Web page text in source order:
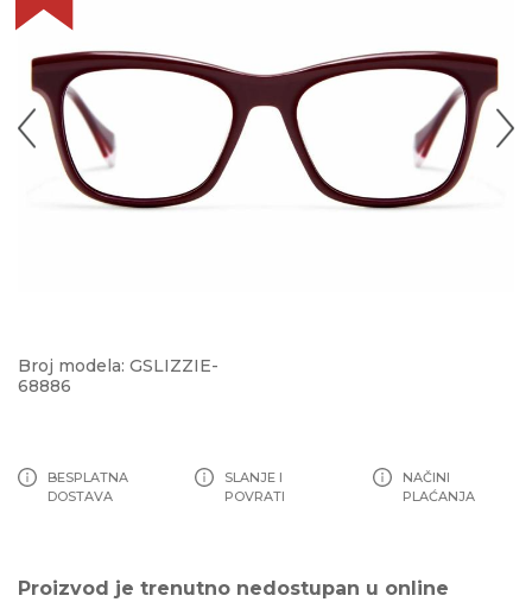
Broj modela: GSLIZZIE-
68886
BESPLATNA
DOSTAVA
SLANJE I
POVRATI
NAČINI
PLAĆANJA
Proizvod je trenutno nedostupan u online